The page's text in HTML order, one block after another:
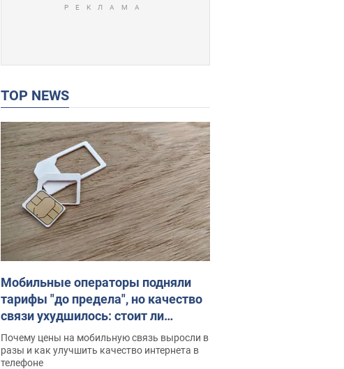
TOP NEWS
Мобильные операторы подняли
тарифы "до предела", но качество
связи ухудшилось: стоит ли
жаловаться на цены
Почему цены на мобильную связь выросли в
разы и как улучшить качество интернета в
телефоне